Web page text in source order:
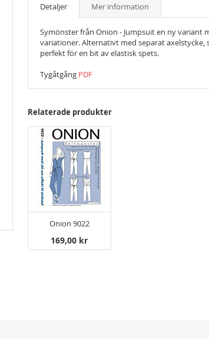
Detaljer
Symönster från Onion - Jumpsuit en ny variant
variationer. Alternativt med separat axelstycke,
perfekt för en bit av elastisk spets.
Tygåtgång PDF
Mer information
Relaterade produkter
Onion 9022
169,00 kr